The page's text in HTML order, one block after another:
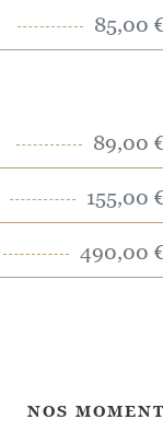
85,00
89,00
155,00
490,00
NOS